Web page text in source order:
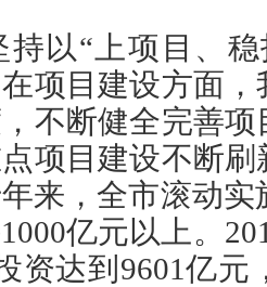
“上项目、稳
项目建设方面
不断健全完善
项目建设不断
来，全市滚动实
亿元以上。
资达到9601亿元